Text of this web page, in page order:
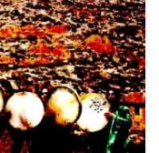
στις 18.00 – 20.00 σας
η φωνή είναι τα
θα αλληλεπιδράσουμε
19/2Μάρτιος